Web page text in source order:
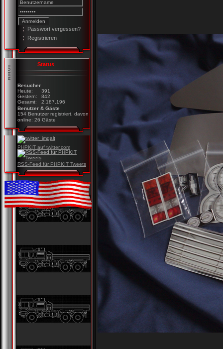
Passwort vergessen?
Registrieren
Status
Besucher
Heute:
391
Gestern:
842
Gesamt:
2.187.196
Benutzer & Gäste
154 Benutzer registriert, davon
online: 26 Gäste
PHPKIT auf twitter.com
RSS-Feed für PHPKIT Tweets